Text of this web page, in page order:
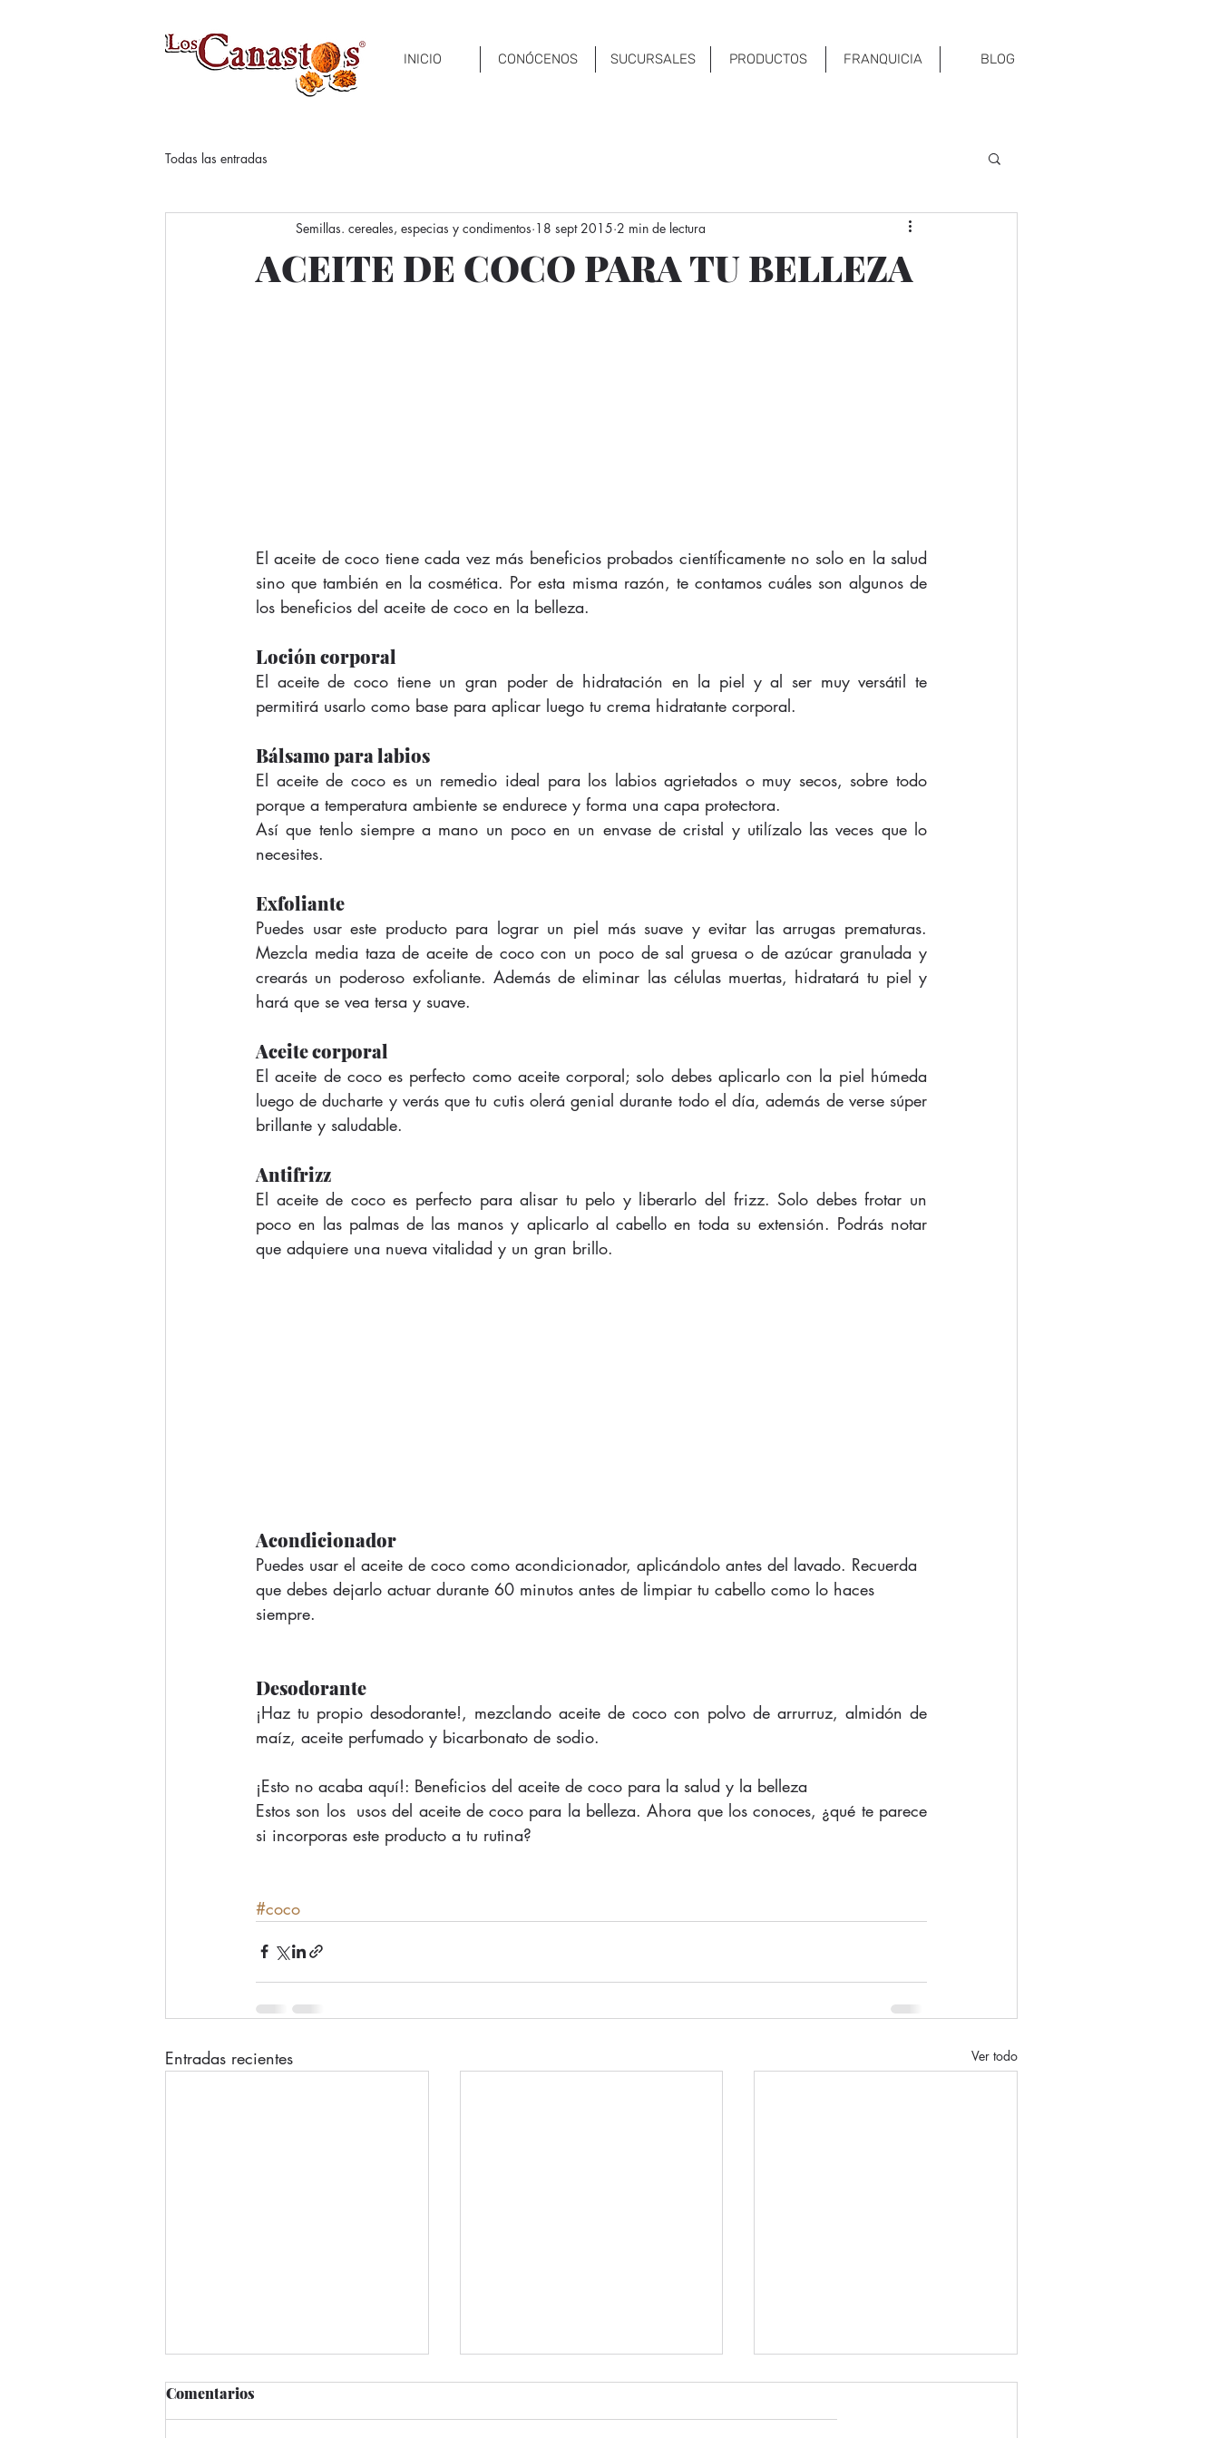
INICIO CONÓCENOS SUCURSALES PRODUCTOS FRANQUICIA BLOG
Todas las entradas
ACEITE DE COCO PARA TU BELLEZA
Semillas. cereales, especias y condimentos 18 sept 2015 2 min de lectura
El aceite de coco tiene cada vez más beneficios probados científicamente no solo en la salud
sino que también en la cosmética. Por esta misma razón, te contamos cuáles son algunos de
los beneficios del aceite de coco en la belleza.
Loción corporal
El aceite de coco tiene un gran poder de hidratación en la piel y al ser muy versátil te
permitirá usarlo como base para aplicar luego tu crema hidratante corporal.
Bálsamo para labios
El aceite de coco es un remedio ideal para los labios agrietados o muy secos, sobre todo
porque a temperatura ambiente se endurece y forma una capa protectora.
Así que tenlo siempre a mano un poco en un envase de cristal y utilízalo las veces que lo
necesites.
Exfoliante
Puedes usar este producto para lograr un piel más suave y evitar las arrugas prematuras.
Mezcla media taza de aceite de coco con un poco de sal gruesa o de azúcar granulada y
crearás un poderoso exfoliante. Además de eliminar las células muertas, hidratará tu piel y
hará que se vea tersa y suave.
Aceite corporal
El aceite de coco es perfecto como aceite corporal; solo debes aplicarlo con la piel húmeda
luego de ducharte y verás que tu cutis olerá genial durante todo el día, además de verse súper
brillante y saludable.
Antifrizz
El aceite de coco es perfecto para alisar tu pelo y liberarlo del frizz. Solo debes frotar un
poco en las palmas de las manos y aplicarlo al cabello en toda su extensión. Podrás notar
que adquiere una nueva vitalidad y un gran brillo.
Acondicionador
Puedes usar el aceite de coco como acondicionador, aplicándolo antes del lavado. Recuerda
que debes dejarlo actuar durante 60 minutos antes de limpiar tu cabello como lo haces
siempre.
Desodorante
¡Haz tu propio desodorante!, mezclando aceite de coco con polvo de arrurruz, almidón de
maíz, aceite perfumado y bicarbonato de sodio.
¡Esto no acaba aquí!: Beneficios del aceite de coco para la salud y la belleza
Estos son los  usos del aceite de coco para la belleza. Ahora que los conoces, ¿qué te parece
si incorporas este producto a tu rutina?
#coco
Entradas recientes Ver todo
Comentarios